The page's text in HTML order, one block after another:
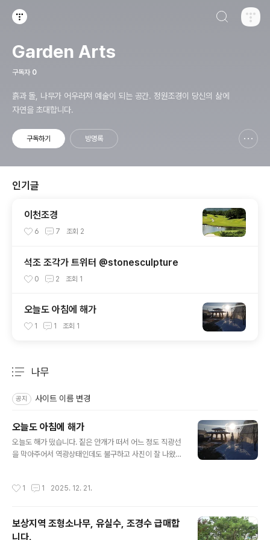
Garden Arts
구독자 0
흙과 돌, 나무가 어우러져 예술이 되는 공간. 정원조경이 당신의 삶에
자연을 초대합니다.
구독하기 방명록
인기글
이천조경
6 7 조회 2
석조 조각가 트위터 @stonesculpture
0 2 조회 1
오늘도 아침에 해가
1 1 조회 1
나무
공지 사이트 이름 변경
오늘도 아침에 해가
오늘도 해가 떴습니다. 짙은 안개가 떠서 어느 정도 직광선
을 막아주어서 역광상태인데도 불구하고 사진이 잘 나왔습
데 예수상은 가려서 보이질 않습니다. 전면의 상은 포대화
작업을 할 계획인데 웅천에 방문하자면 양평에서 3시간 이
1 1 2025. 12. 21.
보상지역 조형소나무, 유실수, 조경수 급매합
니다.